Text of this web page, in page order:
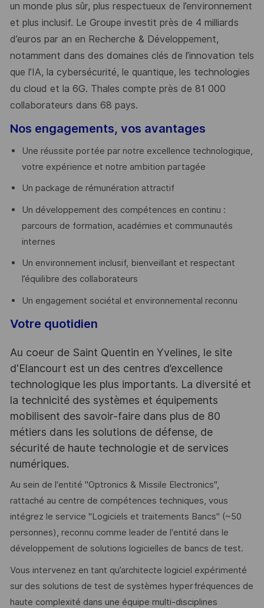
un monde plus sûr, plus respectueux de l’environnement
et plus inclusif. Le Groupe investit près de 4 milliards
d’euros par an en Recherche & Développement,
notamment dans des domaines clés de l’innovation tels
que l’IA, la cybersécurité, le quantique, les technologies
du cloud et la 6G. Thales compte près de 81 000
collaborateurs dans 68 pays.
Nos engagements, vos avantages
Une réussite portée par notre excellence technologique,
votre expérience et notre ambition partagée
Un package de rémunération attractif
Un développement des compétences en continu :
parcours de formation, académies et communautés
internes
Un environnement inclusif, bienveillant et respectant
l’équilibre des collaborateurs
Un engagement sociétal et environnemental reconnu
Votre quotidien
Au coeur de Saint Quentin en Yvelines, le site
d'Elancourt est un des centres d’excellence
technologique les plus importants. La diversité et
la technicité des systèmes et équipements
mobilisent des savoir-faire dans plus de 80
métiers dans les solutions de défense, de
sécurité de haute technologie et de services
numériques.
Au sein de l'entité "Optronics & Missile Electronics",
rattaché au centre de compétences techniques, vous
intégrez le service "Logiciels et traitements Bancs" (~50
personnes), reconnu comme leader de l'entité dans le
développement de solutions logicielles de bancs de test.
Vous intervenez en tant qu’architecte logiciel expérimenté
sur des solutions de test de systèmes hyperfréquences de
haute complexité dans une équipe multi-disciplines